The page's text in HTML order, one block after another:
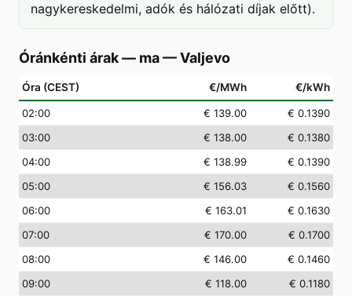
nagykereskedelmi, adók és hálózati díjak előtt).
Óránkénti árak — ma—Valjevo
Óra (CEST) €/MWh €/kWh
02:00 € 139.00
€ 0.1390
03:00 € 138.00
€ 0.1380
04:00 € 138.99
€ 0.1390
05:00 € 156.03
€ 0.1560
06:00 € 163.01
€ 0.1630
07:00 € 170.00
€ 0.1700
08:00 € 146.00
€ 0.1460
09:00 € 118.00
€ 0.1180